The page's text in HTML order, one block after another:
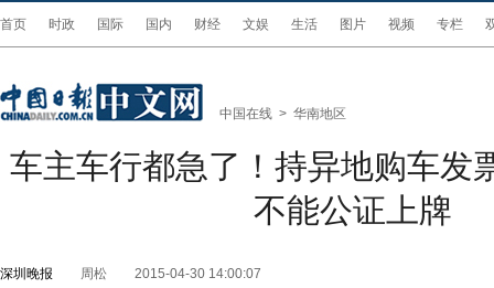
首页 时政 国际 国内 财经 文娱 生活 图片 视频 专栏
中国在线 > 华南地区
车主车行都急了！持异地购车发
不能公证上牌
深圳晚报 周松 2015-04-30 14:00:07